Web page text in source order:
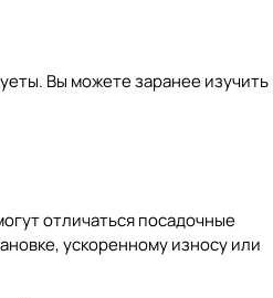
Вы можете заранее изучить
отличаться посадочные
ускоренному износу или